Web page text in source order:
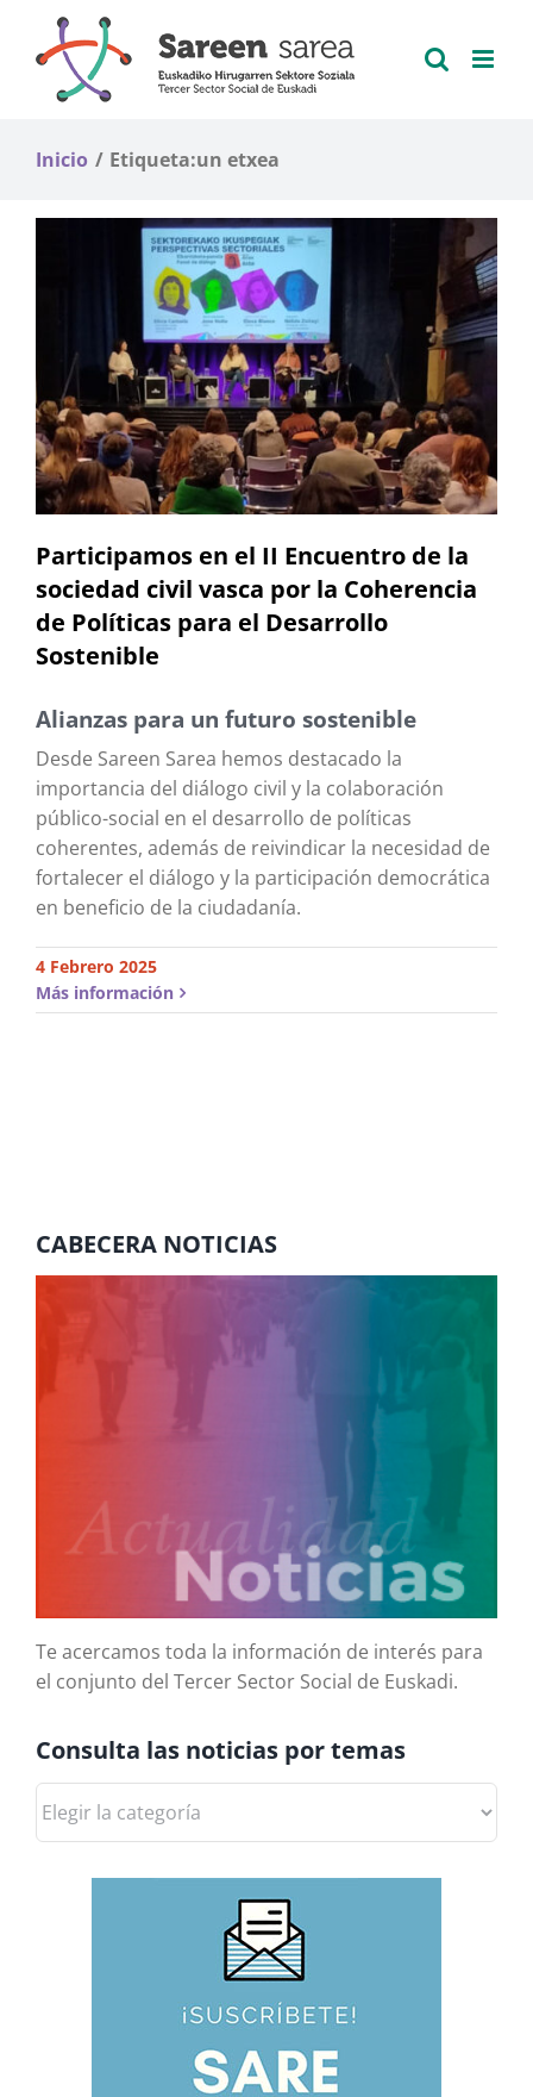
contenido
Inicio Etiqueta:un etxea
Participamos en el II Encuentro de la
sociedad civil vasca por la Coherencia
de Políticas para el Desarrollo
Sostenible
Alianzas para un futuro sostenible
Desde Sareen Sarea hemos destacado la
importancia del diálogo civil y la colaboración
público-social en el desarrollo de políticas
coherentes, además de reivindicar la necesidad de
fortalecer el diálogo y la participación democrática
en beneficio de la ciudadanía.
4 Febrero 2025
Más información
CABECERA NOTICIAS
Te acercamos toda la información de interés para
el conjunto del Tercer Sector Social de Euskadi.
Consulta las noticias por temas
las